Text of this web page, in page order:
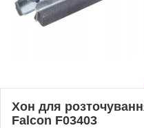
Хон для
Falcon F03403